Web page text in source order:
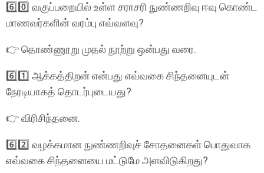
6️⃣0️⃣ வகுப்பறையில் உள்ள சராசரி நுண்ணறிவு ஈவு கொண்ட
மாணவர்களின் வரம்பு எவ்வளவு?
👉 தொண்ணூறு முதல் நூற்று ஒன்பது வரை.
6️⃣1️⃣ ஆக்கத்திறன் என்பது எவ்வகை சிந்தனையுடன்
நேரடியாகத் தொடர்புடையது?
👉 விரிசிந்தனை.
6️⃣2️⃣ வழக்கமான நுண்ணறிவுச் சோதனைகள் பொதுவாக
எவ்வகை சிந்தனையை மட்டுமே அளவிடுகிறது?